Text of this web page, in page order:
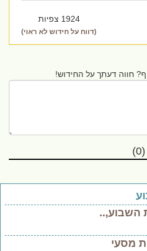
1924 צפיות
(דווח על חידוש לא ראוי)
חווה דעתך על החידוש!
מסעי